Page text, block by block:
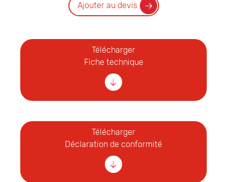
Ajouter au devis
Télécharger
Fiche technique
Télécharger
Déclaration de conformité